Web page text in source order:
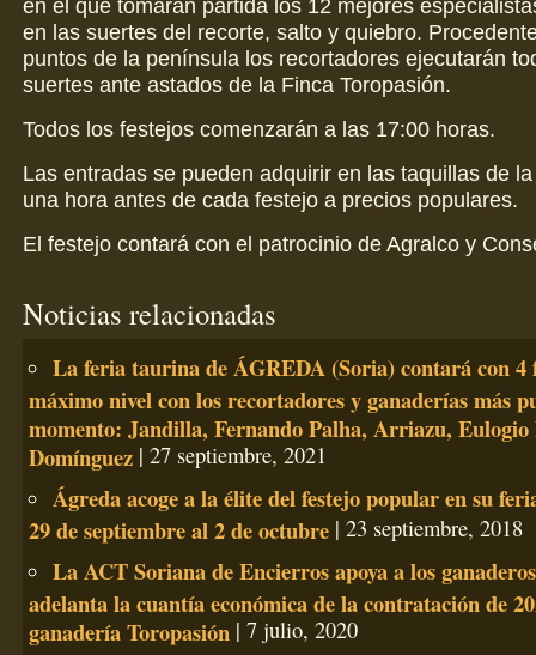
en el que tomarán partida los 12 mejores
en las suertes del recorte, salto y quiebro.
puntos de la península los recortadores ejecutarán
suertes ante astados de la Finca Toropasión.
Todos los festejos comenzarán a las 17:00 horas.
Las entradas se pueden adquirir en las taquillas de
una hora antes de cada festejo a precios populares.
El festejo contará con el patrocinio de Agralco y
Noticias relacionadas
La feria taurina de ÁGREDA (Soria) contará con 4
máximo nivel con los recortadores y ganaderías más
momento: Jandilla, Fernando Palha, Arriazu, Eulogio
Domínguez| 27 septiembre, 2021
Ágreda acoge a la élite del festejo popular en su
29 de septiembre al 2 de octubre| 23 septiembre, 2018
La ACT Soriana de Encierros apoya a los
adelanta la cuantía económica de la contratación de
ganadería Toropasión | 7 julio, 2020